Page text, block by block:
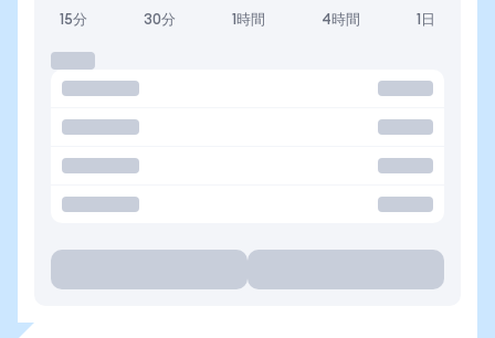
15分 30分 1時間 4時間 1日